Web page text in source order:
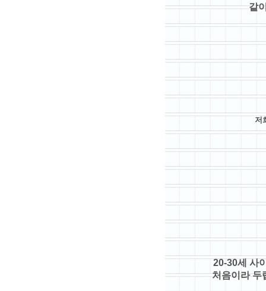
같
저
20-30세 사
처음이라 두